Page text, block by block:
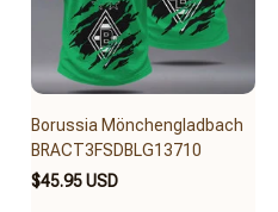
Borussia Mönchengladbach
BRACT3FSDBLG13710
$45.95 USD